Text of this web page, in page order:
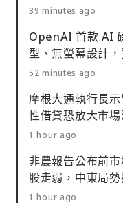
39 minutes ago
OpenAI 首款 AI
型、無螢幕設計
52 minutes ago
摩根大通執行長
性借貸恐放大市場
1 hour ago
非農報告公布前
股走弱，中東局
1 hour ago